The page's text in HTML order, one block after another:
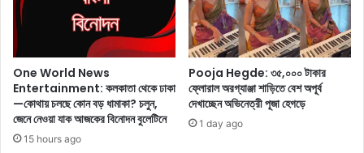
নি
তা
বা
ড়া
প
One World News
Entertainment: কলকাতা থেকে ঢাকা
—কোথায় চলছে কোন বড় ধামাকা? চলুন,
জেনে নেওয়া যাক আজকের বিনোদন বুলেটিনে
15 hours ago
Pooja Hegde: ৩৫,০০০ টাকার
ফ্লোরাল অরগ্যাঞ্জা শাড়িতে বেশ অপূর্ব
দেখাচ্ছেন অভিনেত্রী পূজা হেগড়ে
1 day ago